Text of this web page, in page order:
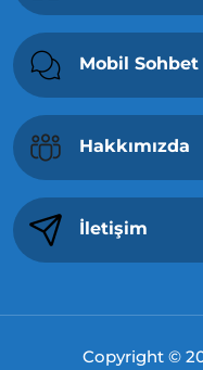
Mobil Sohbet
Hakkımızda
İletişim
Copyright ©